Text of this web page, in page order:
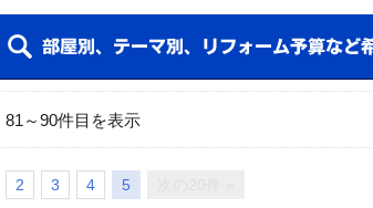
81 ～90件目を表示
2 3 4 5